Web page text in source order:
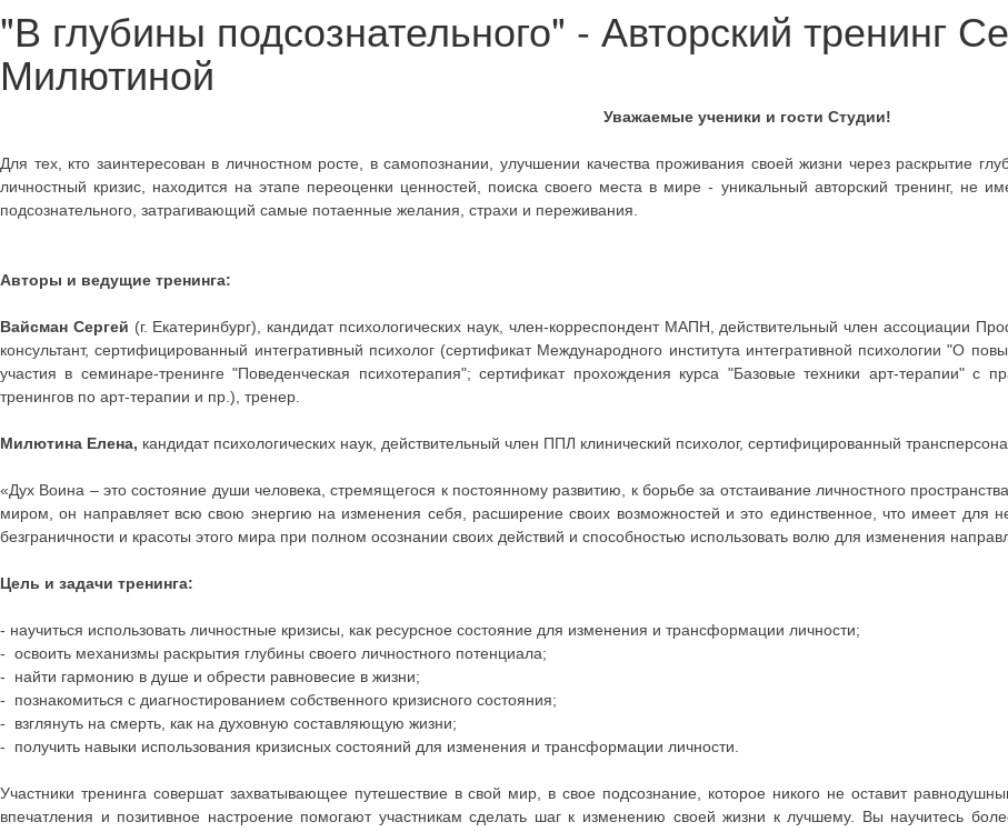
"В глубины подсознательного" - Авторский тренинг
Милютиной
Уважаемые ученики и гости Студии!
Для тех, кто заинтересован в личностном росте, в самопознании, улучшении качества проживания своей жизни через раскрытие
личностный кризис, находится на этапе переоценки ценностей, поиска своего места в мире - уникальный авторский тренинг, не
подсознательного, затрагивающий самые потаенные желания, страхи и переживания.
Авторы и ведущие тренинга:
Вайсман Сергей (г. Екатеринбург), кандидат психологических наук, член-корреспондент МАПН, действительный член ассоциации
консультант, сертифицированный интегративный психолог (сертификат Международного института интегративной психологии "О
участия в семинаре-тренинге "Поведенческая психотерапия"; сертификат прохождения курса "Базовые техники арт-терапии"
тренингов по арт-терапии и пр.), тренер.
Милютина Елена, кандидат психологических наук, действительный член ППЛ клинический психолог, сертифицированный
«Дух Воина – это состояние души человека, стремящегося к постоянному развитию, к борьбе за отстаивание личностного
миром, он направляет всю свою энергию на изменения себя, расширение своих возможностей и это единственное, что имеет для
безграничности и красоты этого мира при полном осознании своих действий и способностью использовать волю для изменения
Цель и задачи тренинга:
- научиться использовать личностные кризисы, как ресурсное состояние для изменения и трансформации личности;
- освоить механизмы раскрытия глубины своего личностного потенциала;
- найти гармонию в душе и обрести равновесие в жизни;
- познакомиться с диагностированием собственного кризисного состояния;
- взглянуть на смерть, как на духовную составляющую жизни;
- получить навыки использования кризисных состояний для изменения и трансформации личности.
Участники тренинга совершат захватывающее путешествие в свой мир, в свое подсознание, которое никого не оставит
впечатления и позитивное настроение помогают участникам сделать шаг к изменению своей жизни к лучшему. Вы научитесь